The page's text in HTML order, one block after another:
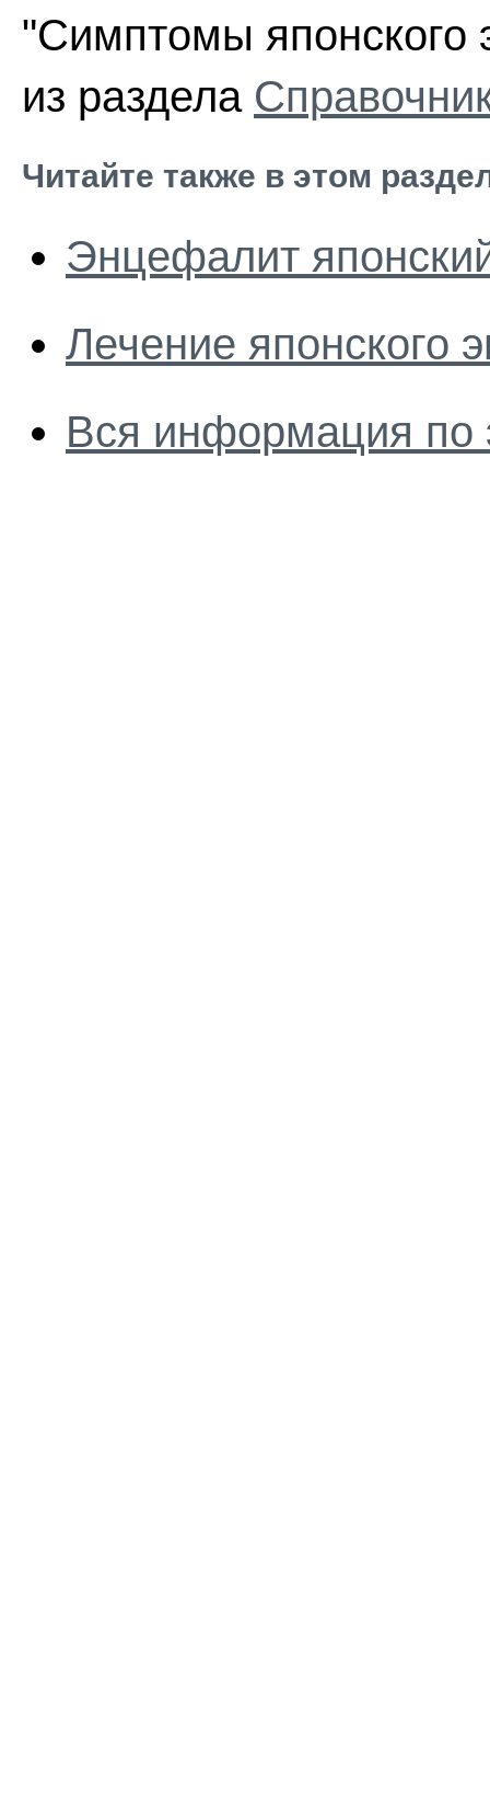
"Симптомы японского
из раздела
Читайте также в этом
Энцефалит
Лечение японского
Вся информация по